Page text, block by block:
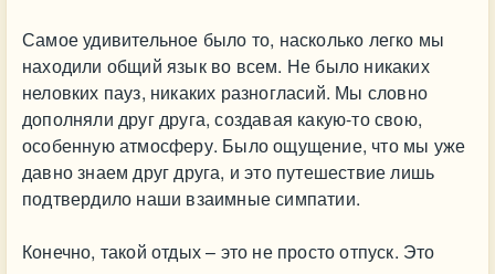
Самое удивительное было то, насколько легко мы
находили общий язык во всем. Не было никаких
неловких пауз, никаких разногласий. Мы словно
дополняли друг друга, создавая какую-то свою,
особенную атмосферу. Было ощущение, что мы уже
давно знаем друг друга, и это путешествие лишь
подтвердило наши взаимные симпатии.
Конечно, такой отдых – это не просто отпуск. Это